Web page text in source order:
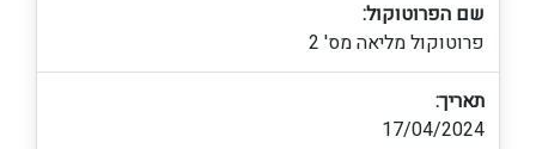
שם הפרוטוקול:
פרוטוקול מליאה מס' 2
תאריך:
17/04/2024